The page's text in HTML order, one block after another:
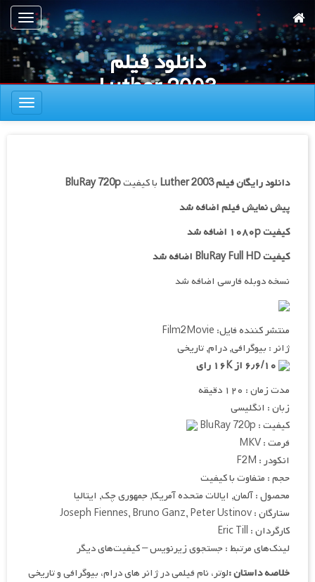
به
محتوای
اصلی
ناوبری
دانلود فیلم
Luther 2003
ناوبری
دانلود رایگان فیلمLuther 2003 با کیفیتBluRay 720p
پیش نمایش فیلم اضافه شد
کیفیت ۱۰۸۰p اضافه شد
کیفیت BluRay Full HD اضافه شد
نسخه دوبله فارسی اضافه شد
منتشر کننده فایل: Film2Movie
ژانر : بیوگرافی, درام, تاریخی
مدت زمان : ۱۲۰ دقیقه
زبان : انگلیسی
کیفیت : BluRay 720p
فرمت : MKV
انکودر : F2M
حجم : متفاوت با کیفیت
محصول : آلمان, ایالات متحده آمریکا, جمهوری چک, ایتالیا
ستارگان : Joseph Fiennes, Bruno Ganz, Peter Ustinov
کارگردان : Eric Till
لینک‌های مرتبط : جستجوی زیرنویس – کیفیت‌های دیگر
خلاصه داستان :لوتر، نام فیلمی در ژانر های درام، بیوگرافی و تاریخی